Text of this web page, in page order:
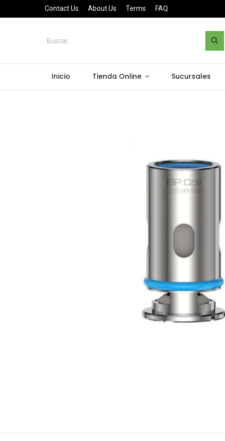
Contact Us About Us Terms FAQ
Inicio Tienda Online Sucursales